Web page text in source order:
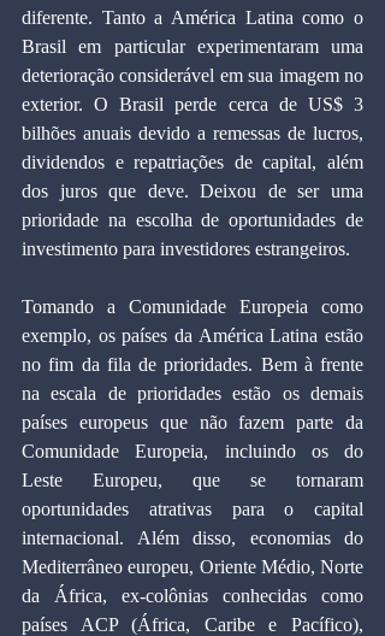
diferente. Tanto a América Latina como o
Brasil em particular experimentaram uma
deterioração considerável em sua imagem no
exterior. O Brasil perde cerca de US$ 3
bilhões anuais devido a remessas de lucros,
dividendos e repatriações de capital, além
dos juros que deve. Deixou de ser uma
prioridade na escolha de oportunidades de
investimento para investidores estrangeiros.
Tomando a Comunidade Europeia como
exemplo, os países da América Latina estão
no fim da fila de prioridades. Bem à frente
na escala de prioridades estão os demais
países europeus que não fazem parte da
Comunidade Europeia, incluindo os do
Leste Europeu, que se tornaram
oportunidades atrativas para o capital
internacional. Além disso, economias do
Mediterrâneo europeu, Oriente Médio, Norte
da África, ex-colônias conhecidas como
países ACP (África, Caribe e Pacífico),